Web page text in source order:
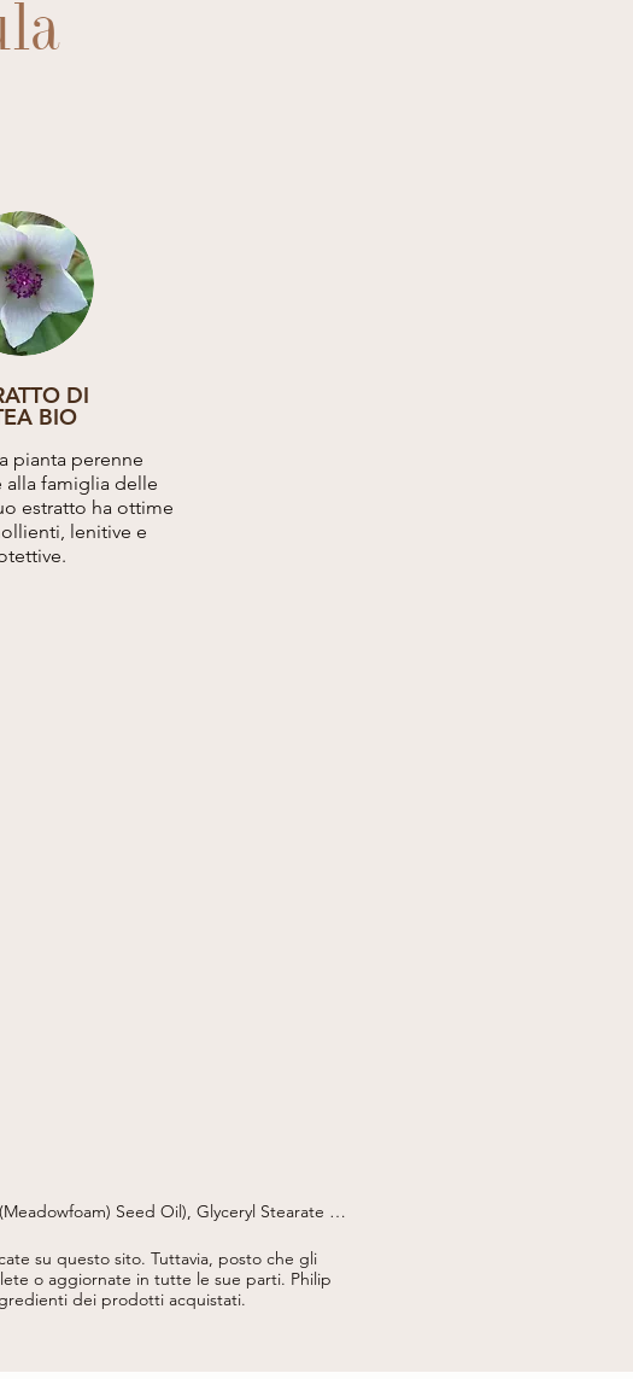
DI
BIO
pianta perenne
alla famiglia delle
estratto ha ottime
lenitive e
Seed Oil), Glyceryl Stearate
Lactic Acid.
su questo sito. Tuttavia, posto che gli
o aggiornate in tutte le sue parti. Philip
dei prodotti acquistati.